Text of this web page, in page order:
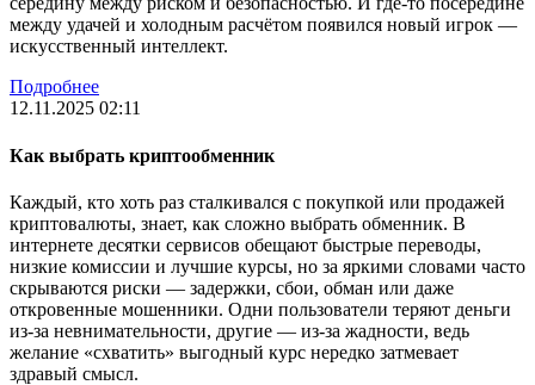
между удачей и холодным расчётом появился новый игрок —
искусственный интеллект.
Подробнее
12.11.2025 02:11
Как выбрать криптообменник
Каждый, кто хоть раз сталкивался с покупкой или продажей
криптовалюты, знает, как сложно выбрать обменник. В
интернете десятки сервисов обещают быстрые переводы,
низкие комиссии и лучшие курсы, но за яркими словами часто
скрываются риски — задержки, сбои, обман или даже
откровенные мошенники. Одни пользователи теряют деньги
из-за невнимательности, другие — из-за жадности, ведь
желание «схватить» выгодный курс нередко затмевает
здравый смысл.